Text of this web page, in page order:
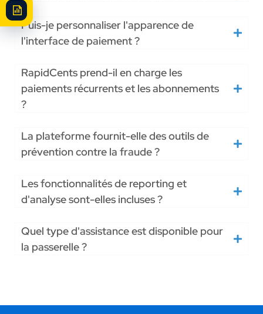
Puis-je personnaliser l'apparence de
l'interface de paiement ?
RapidCents prend-il en charge les
paiements récurrents et les abonnements
?
La plateforme fournit-elle des outils de
prévention contre la fraude ?
Les fonctionnalités de reporting et
d'analyse sont-elles incluses ?
Quel type d'assistance est disponible pour
la passerelle ?